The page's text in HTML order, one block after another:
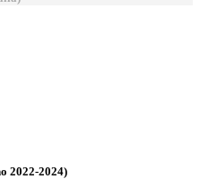
2022-2024)